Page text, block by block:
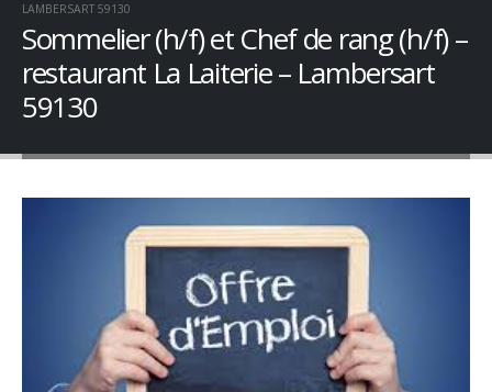
LAMBERSART 59130
Sommelier (h/f) et Chef de rang (h/f) –
restaurant La Laiterie – Lambersart
59130